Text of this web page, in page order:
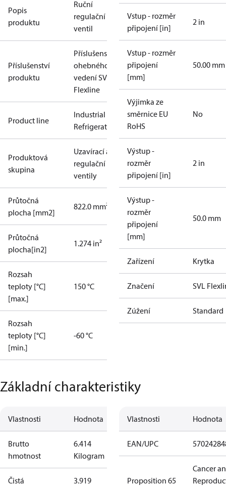
Popis
produktu
Ruční
regulační
ventil
Příslušenství
produktu
Příslušenství
ohebného
vedení SVL
Flexline
Product line
Industrial
Refrigeration
Produktová
skupina
Uzavírací a
regulační
ventily
Průtočná
plocha [mm2]
822.0 mm²
Průtočná
plocha[in2]
1.274 in²
Rozsah
teploty [°C]
[max.]
150 °C
Rozsah
teploty [°C]
[min.]
-60 °C
Vstup - rozměr
připojení [in]
2 in
Vstup - rozměr
připojení
[mm]
50.00 mm
Výjimka ze
směrnice EU
RoHS
No
Výstup -
rozměr
připojení [in]
2 in
Výstup -
rozměr
připojení
[mm]
50.0 mm
Zařízení Krytka
Značení SVL
Zúžení Standard
Základní charakteristiky
Vlastnosti Hodnota
Brutto
hmotnost
6.414
Kilogram
Čistá
3.919
Vlastnosti Hodnota
EAN/UPC
Proposition 65
Cancer